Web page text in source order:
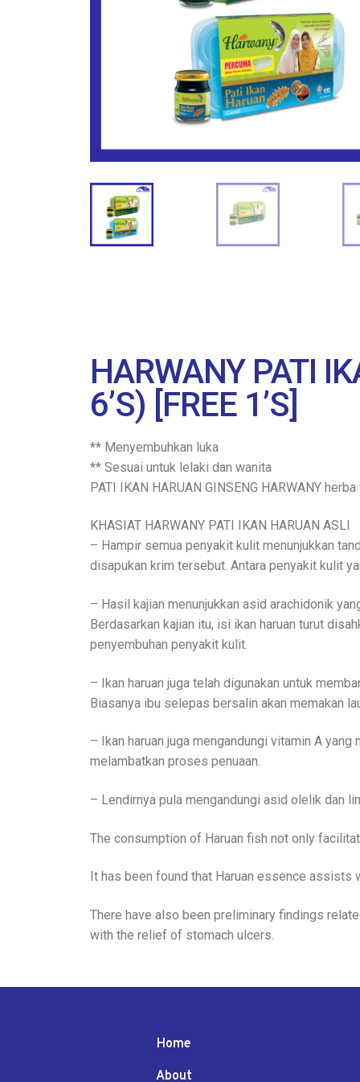
HARWANY PATI
6’S) [FREE 1’S]
** Menyembuhkan luka
** Sesuai untuk lelaki dan wanita
PATI IKAN HARUAN GINSENG HARWANY
KHASIAT HARWANY PATI IKAN HARUAN ASLI
– Hampir semua penyakit kulit menunjukkan
disapukan krim tersebut. Antara penyakit kulit
– Hasil kajian menunjukkan asid arachidonik
Berdasarkan kajian itu, isi ikan haruan turut
penyembuhan penyakit kulit.
– Ikan haruan juga telah digunakan untuk
Biasanya ibu selepas bersalin akan memakan
– Ikan haruan juga mengandungi vitamin A
melambatkan proses penuaan.
– Lendirnya pula mengandungi asid olelik dan
The consumption of Haruan fish not only
It has been found that Haruan essence
There have also been preliminary findings
with the relief of stomach ulcers.
Home
About